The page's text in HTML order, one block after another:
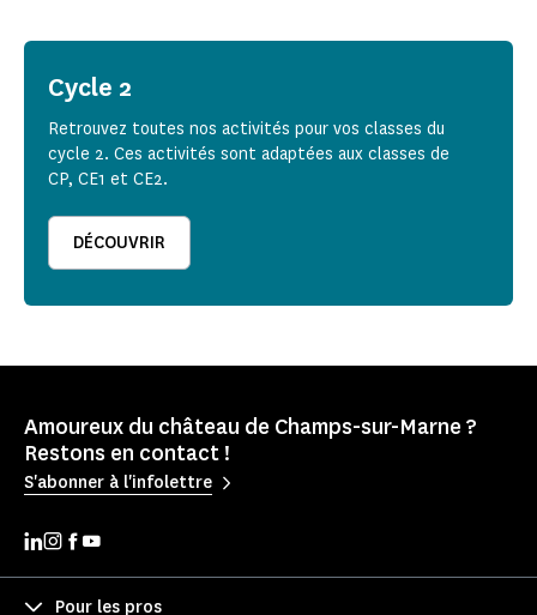
Cycle 2
Retrouvez toutes nos activités pour vos classes du
cycle 2. Ces activités sont adaptées aux classes de
CP, CE1 et CE2.
DÉCOUVRIR
Amoureux du château de Champs-sur-Marne ?
Restons en contact !
S'abonner à l'infolettre
Pour les pros